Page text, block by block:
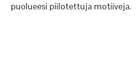
puolueesi piilotettuja motiiveja.